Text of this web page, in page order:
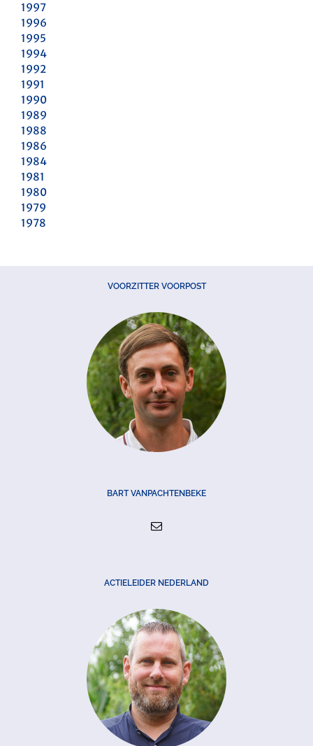
1997
1996
1995
1994
1992
1991
1990
1989
1988
1986
1984
1981
1980
1979
1978
VOORZITTER VOORPOST
BART VANPACHTENBEKE
ACTIELEIDER NEDERLAND